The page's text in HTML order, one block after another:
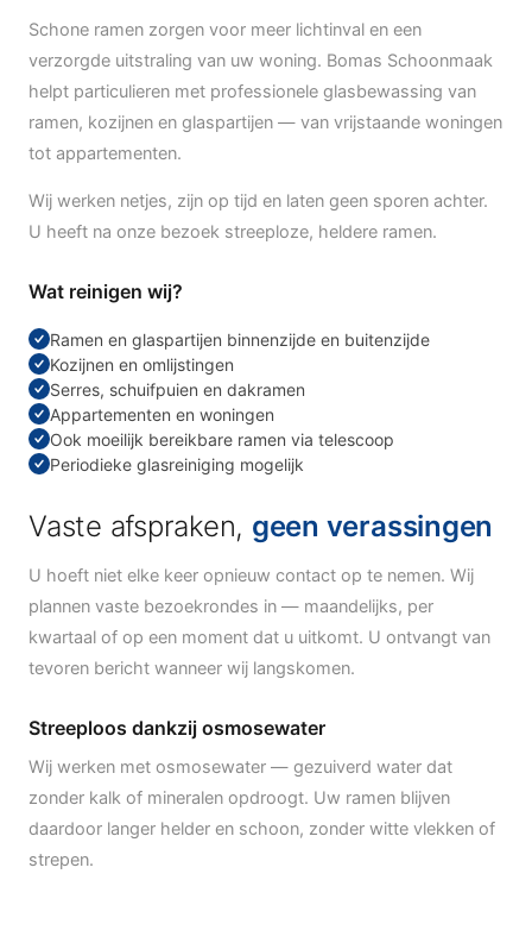
Schone ramen zorgen voor meer lichtinval en een
verzorgde uitstraling van uw woning. Bomas Schoonmaak
helpt particulieren met professionele glasbewassing van
ramen, kozijnen en glaspartijen — van vrijstaande woningen
tot appartementen.
Wij werken netjes, zijn op tijd en laten geen sporen achter.
U heeft na onze bezoek streeploze, heldere ramen.
Wat reinigen wij?
Ramen en glaspartijen binnenzijde en buitenzijde
Kozijnen en omlijstingen
Serres, schuifpuien en dakramen
Appartementen en woningen
Ook moeilijk bereikbare ramen via telescoop
Periodieke glasreiniging mogelijk
Vaste afspraken, geen verassingen
U hoeft niet elke keer opnieuw contact op te nemen. Wij
plannen vaste bezoekrondes in — maandelijks, per
kwartaal of op een moment dat u uitkomt. U ontvangt van
tevoren bericht wanneer wij langskomen.
Streeploos dankzij osmosewater
Wij werken met osmosewater — gezuiverd water dat
zonder kalk of mineralen opdroogt. Uw ramen blijven
daardoor langer helder en schoon, zonder witte vlekken of
strepen.